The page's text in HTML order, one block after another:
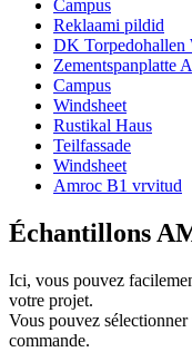
Campus
Reklaami pildid
DK Torpedohallen
Zementspanplatte
Campus
Windsheet
Rustikal Haus
Teilfassade
Windsheet
Amroc B1 vrvitud
Échantillons
Ici, vous pouvez
votre projet.
Vous pouvez
commande.